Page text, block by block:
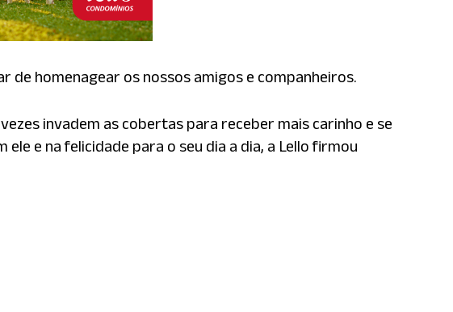
de homenagear os nossos amigos e companheiros.
invadem as cobertas para receber mais carinho e se
e na felicidade para o seu dia a dia, a Lello firmou